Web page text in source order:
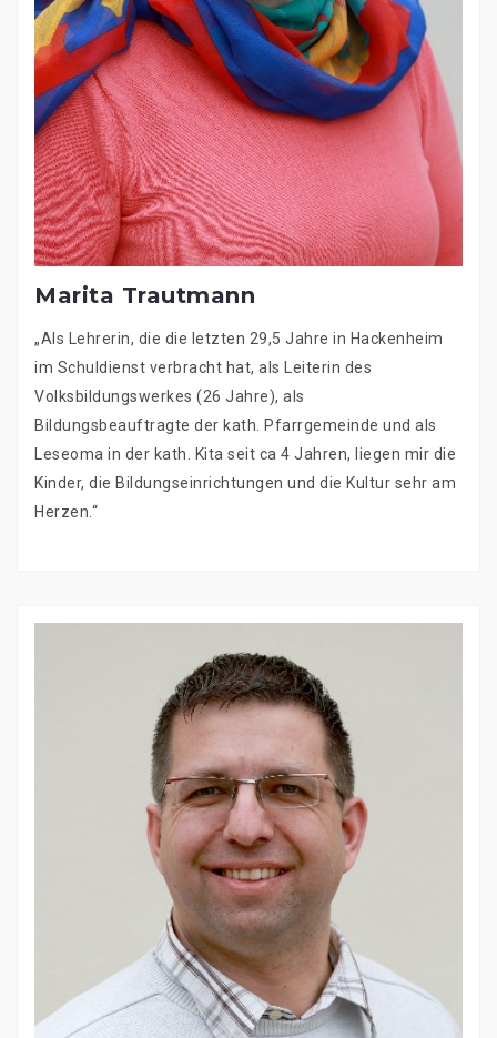
Marita Trautmann
„Als Lehrerin, die die letzten 29,5 Jahre in Hackenheim
im Schuldienst verbracht hat, als Leiterin des
Volksbildungswerkes (26 Jahre), als
Bildungsbeauftragte der kath. Pfarrgemeinde und als
Leseoma in der kath. Kita seit ca 4 Jahren, liegen mir die
Kinder, die Bildungseinrichtungen und die Kultur sehr am
Herzen.“